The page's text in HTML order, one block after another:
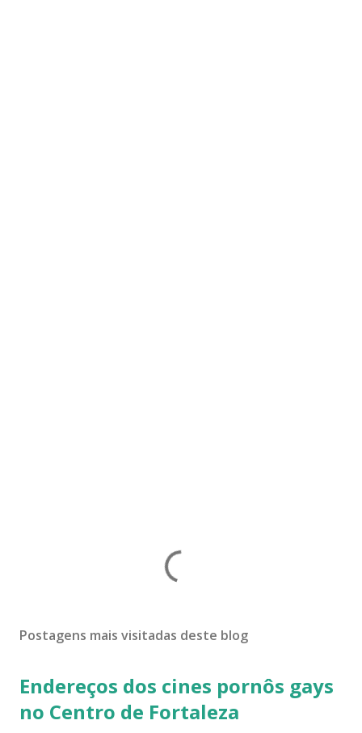
Postagens mais visitadas deste blog
Endereços dos cines pornôs gays
no Centro de Fortaleza